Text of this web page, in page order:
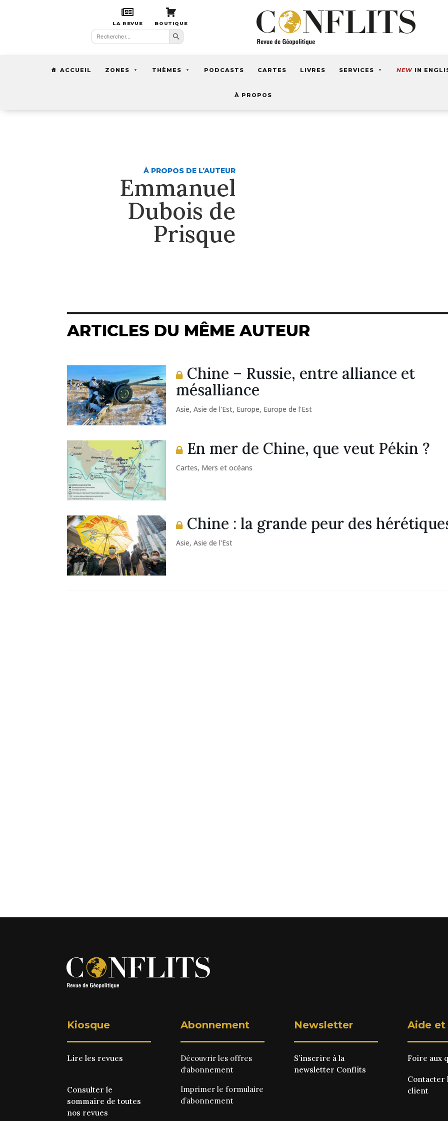
LA REVUE BOUTIQUE
Search
for:
Search Button
ACCUEIL ZONES THÈMES PODCASTS CARTES LIVRES SERVICES NEW IN
À PROPOS
À PROPOS DE L’AUTEUR
Emmanuel
Dubois de
Prisque
ARTICLES DU MÊME AUTEUR
Chine – Russie, entre alliance et
mésalliance
Asie,Asie de l'Est, Europe, Europe de l'Est
En mer de Chine, que veut Pékin ?
Cartes, Mers et océans
Chine : la grande peur des
Asie,Asie de l'Est
Kiosque
Lire les revues
Consulter le
sommaire de toutes
nos revues
Abonnement
Découvrir les offres
d‘abonnement
Imprimer leformulaire
d’abonnement
Newsletter
S’inscrire à la
newsletter Conflits
Aide
Foire aux
Contacter
client